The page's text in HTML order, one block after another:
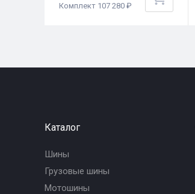
Комплект 107 280 ₽
Каталог
Шины
Грузовые шины
Мотошины